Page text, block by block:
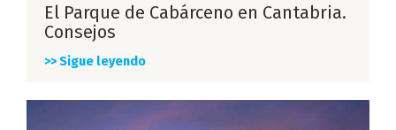
El Parque de Cabárceno en Cantabria.
Consejos
>> Sigue leyendo